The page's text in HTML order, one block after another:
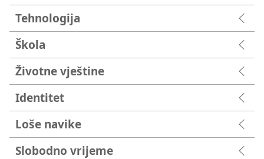
Tehnologija
Škola
Životne vještine
Identitet
Loše navike
Slobodno vrijeme